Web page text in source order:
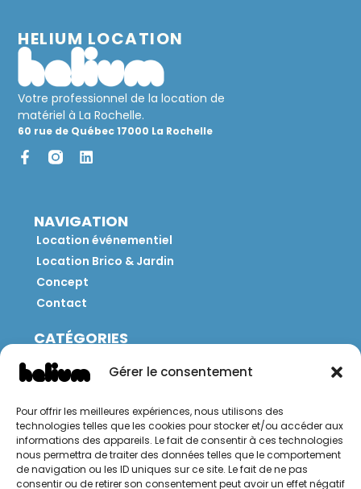
Gérer le consentement
Pour offrir les meilleures expériences, nous utilisons des
technologies telles que les cookies pour stocker et/ou accéder aux
informations des appareils. Le fait de consentir à ces technologies
nous permettra de traiter des données telles que le comportement
de navigation ou les ID uniques sur ce site. Le fait de ne pas
consentir ou de retirer son consentement peut avoir un effet négatif
HELIUM LOCATION
Votre professionnel de la location de
matériel à La Rochelle.
60 rue de Québec 17000 La Rochelle
NAVIGATION
Location événementiel
Location Brico & Jardin
Concept
Contact
CATÉGORIES
Mobilier
Brico
Jardin
CONTACT